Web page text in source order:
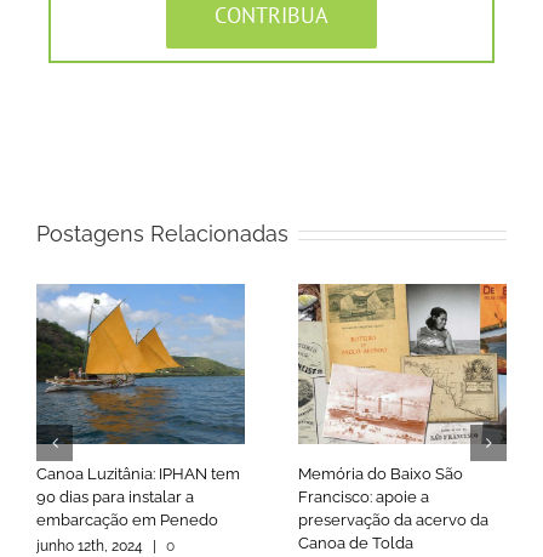
CONTRIBUA
Postagens Relacionadas
Canoa Luzitânia: IPHAN tem
90 dias para instalar a
embarcação em Penedo
junho 12th, 2024
0
Memória do Baixo São
Francisco: apoie a
preservação da acervo da
Canoa de Tolda